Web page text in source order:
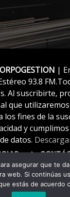
|
93.8
Al suscribirte,
que utilizaremos
los fines de la
y
datos.
asegurar que te
web. Si continúas
estás de acuerdo